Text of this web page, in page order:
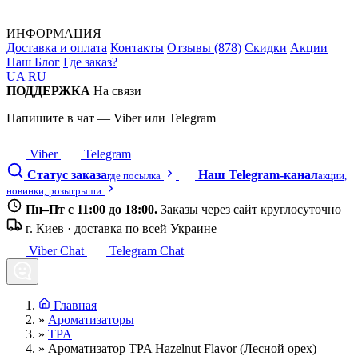
ИНФОРМАЦИЯ
Доставка и оплата Контакты Отзывы (878) Скидки Акции
Наш Блог Где заказ?
UA RU
ПОДДЕРЖКА На связи
Напишите в чат — Viber или Telegram
Viber
Telegram
Статус заказагде посылка Наш Telegram-каналакции,
новинки, розыгрыши
Пн–Пт с 11:00 до 18:00. Заказы через сайт круглосуточно
г. Киев · доставка по всей Украине
Viber Chat
Telegram Chat
Главная
» Ароматизаторы
» TPA
» Ароматизатор TPA Hazelnut Flavor (Лесной орех)